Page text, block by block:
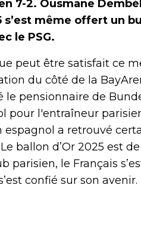
7-2. Ousmane
s’est même offert un
le PSG.
peut être satisfait ce
du côté de la
le pensionnaire de
pour l'entraîneur
espagnol a retrouvé
ballon d’Or 2025 est
parisien, le Français
confié sur son avenir.